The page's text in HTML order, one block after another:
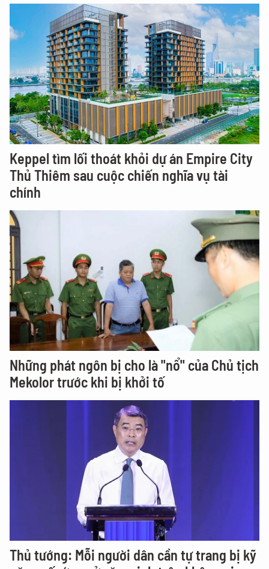
Keppel tìm lối thoát khỏi dự án Empire City
Thủ Thiêm sau cuộc chiến nghĩa vụ tài
chính
Những phát ngôn bị cho là "nổ" của Chủ tịch
Mekolor trước khi bị khởi tố
Thủ tướng: Mỗi người dân cần tự trang bị kỹ